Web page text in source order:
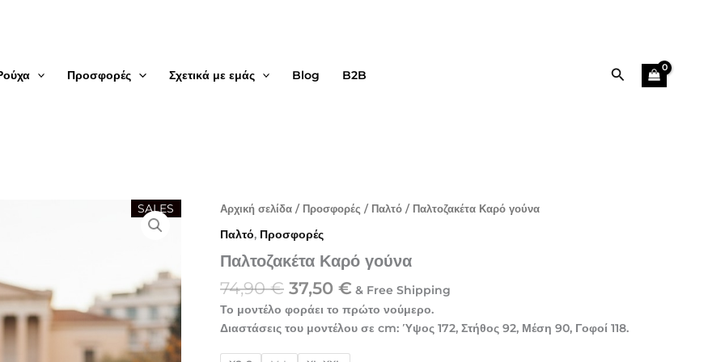
Προσφορές Σχετικά με εμάς Blog B2B Αναζήτηση
SALES Αρχική σελίδα / Προσφορές / Παλτό / Παλτοζακέτα Καρό γούνα
Παλτό, Προσφορές
Παλτοζακέτα Καρό γούνα
74,90€
Original
price
was:
74,90 €.
37,50 €
Η
είναι:
37,50 €.
& Free Shipping
Το μοντέλο φοράει το πρώτο νούμερο.
Διαστάσεις του μοντέλου σε cm: Ύψος 172, Στήθος 92, Μέση 90, Γοφοί 118.
Παλτοζακέτα
γούνα
ποσότητα